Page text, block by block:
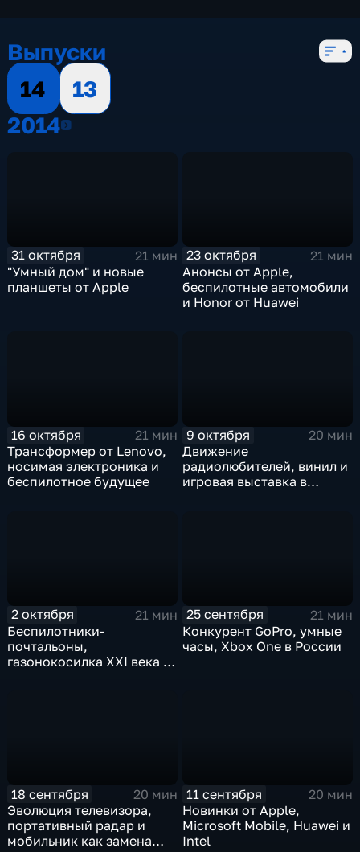
Выпуски
14
13
20142014
31 октября
21 мин
"Умный дом" и новые
планшеты от Apple
23 октября
21 мин
Анонсы от Apple,
беспилотные автомобили
и Honor от Huawei
16 октября
21 мин
Трансформер от Lenovo,
носимая электроника и
беспилотное будущее
9 октября
20 мин
Движение
радиолюбителей, винил и
игровая выставка в
2 октября
21 мин
Беспилотники-
почтальоны,
газонокосилка XXI века и
25 сентября
21 мин
Конкурент GoPro, умные
часы, Xbox One в России
18 сентября
20 мин
Эволюция телевизора,
портативный радар и
мобильник как замена
11 сентября
20 мин
Новинки от Apple,
Microsoft Mobile, Huawei и
Intel